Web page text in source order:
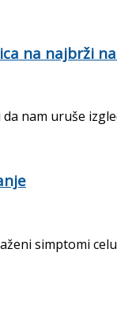
na najbrži
nam uruše
simptomi